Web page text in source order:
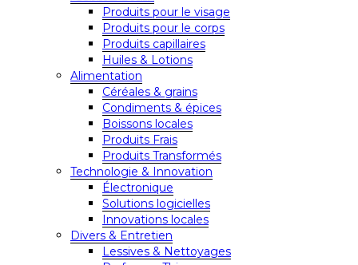
Produits pour le visage
Produits pour le corps
Produits capillaires
Huiles & Lotions
Alimentation
Céréales & grains
Condiments & épices
Boissons locales
Produits Frais
Produits Transformés
Technologie & Innovation
Électronique
Solutions logicielles
Innovations locales
Divers & Entretien
Lessives & Nettoyages